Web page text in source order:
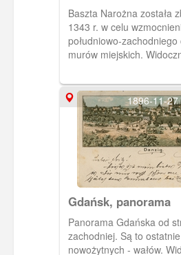
Baszta Narożna została
1343 r. w celu
południowo-zachodniego
murów miejskich.
Miejskiego, od 1857 r.
funkcję siedziby straży
Pocztówka w obiegu po
1896-11-27
Gdańsk, panorama
Panorama Gdańska od
zachodniej. Są to
nowożytnych - wałów.